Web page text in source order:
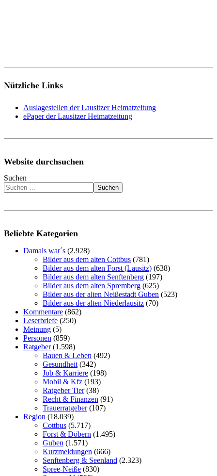
Nützliche Links
Auslagestellen der Lausitzer Heimatzeitung
ePaper der Lausitzer Heimatzeitung
Website durchsuchen
Suchen
Suchen
Beliebte Kategorien
Damals war´s (2.928)
Bilder aus dem alten Cottbus (781)
Bilder aus dem alten Forst (Lausitz) (638)
Bilder aus dem alten Senftenberg (197)
Bilder aus dem alten Spremberg (625)
Bilder aus der alten Neißestadt Guben (523)
Bilder aus der alten Niederlausitz (70)
Kommentare (862)
Leserbriefe (250)
Meinung (5)
Personen (859)
Ratgeber(1.598)
Bauen & Leben (492)
Gesundheit (342)
Job & Karriere (198)
Mobil & Kfz (193)
Ratgeber Tier(38)
Recht & Finanzen (91)
Trauerratgeber(107)
Region (18.039)
Cottbus (5.717)
Forst & Döbern (1.495)
Guben (1.571)
Kurzmeldungen (666)
Senftenberg & Seenland (2.323)
Spree-Neiße (830)